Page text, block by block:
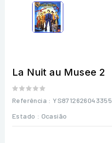
La Nuit au Musee 2
Referência : YS8712626043355
Estado : Ocasião